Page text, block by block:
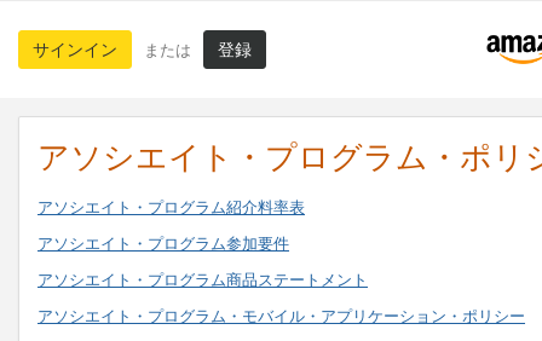
サインイン または 登録
アソシエイト・プログラム・ポリ
アソシエイト・プログラム紹介料率表
アソシエイト・プログラム参加要件
アソシエイト・プログラム商品ステートメント
アソシエイト・プログラム・モバイル・アプリケーション・ポリシー